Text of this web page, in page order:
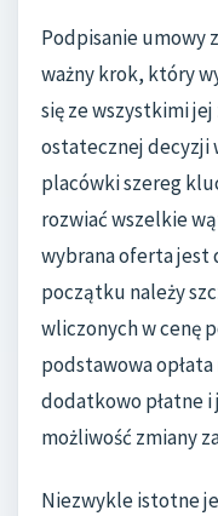
Podpisanie umowy
ważny krok, który
się ze wszystkimi
ostatecznej decyzji
placówki szereg
rozwiać wszelkie
wybrana oferta jest
początku należy
wliczonych w cenę
podstawowa opłata
dodatkowo płatne i
możliwość zmiany
Niezwykle istotne